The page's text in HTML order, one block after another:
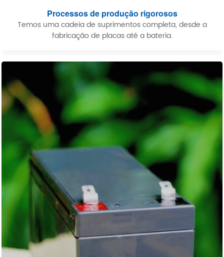
Processos de produção rigorosos
Temos uma cadeia de suprimentos completa, desde a
fabricação de placas até a bateria.